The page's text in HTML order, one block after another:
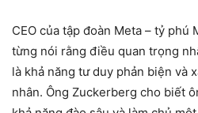
CEO của tập đoàn Meta – tỷ phú
từng nói rằng điều quan trọng
là khả năng tư duy phản biện và
nhân. Ông Zuckerberg cho biết